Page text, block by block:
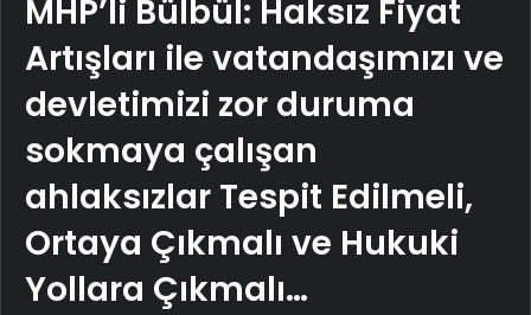
MHP’li Bülbül: Haksız Fiyat
Artışları ile vatandaşımızı ve
devletimizi zor duruma
sokmaya çalışan
ahlaksızlar Tespit Edilmeli,
Ortaya Çıkmalı ve Hukuki
Yollara Çıkmalı…